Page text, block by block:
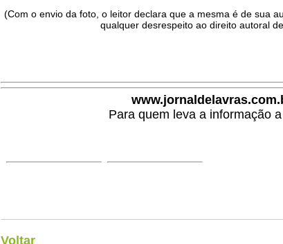
(Com o envio da foto, o leitor declara que a mesma é de sua
qualquer desrespeito ao direito autoral
Para quem leva a informação
Voltar